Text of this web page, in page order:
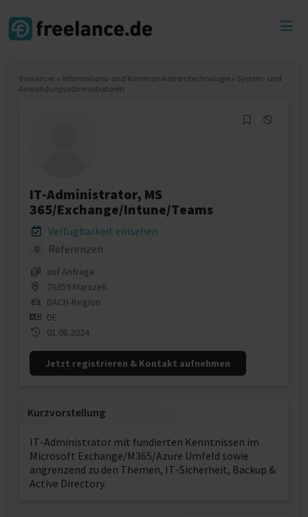
freelancer » Informations- und Kommunikationstechnologie » System- und
Anwendungsadministratoren
IT-Administrator, MS
365/Exchange/Intune/Teams
Verfügbarkeit einsehen
0 Referenzen
auf Anfrage
76359 Marxzell
DACH-Region
DE
01.08.2024
Jetzt registrieren & Kontakt aufnehmen
Kurzvorstellung
IT-Administrator mit fundierten Kenntnissen im
Microsoft Exchange/M365/Azure Umfeld sowie
angrenzend zu den Themen, IT-Sicherheit, Backup &
Active Directory.